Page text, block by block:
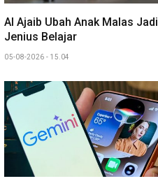
AI Ajaib Ubah Anak Malas Jadi
Jenius Belajar
05-08-2026 - 15.04